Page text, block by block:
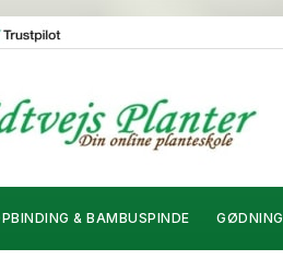
& BAMBUSPINDE GØDNING